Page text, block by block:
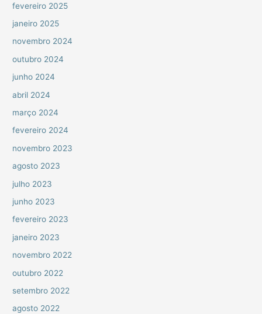
fevereiro 2025
janeiro 2025
novembro 2024
outubro 2024
junho 2024
abril 2024
março 2024
fevereiro 2024
novembro 2023
agosto 2023
julho 2023
junho 2023
fevereiro 2023
janeiro 2023
novembro 2022
outubro 2022
setembro 2022
agosto 2022